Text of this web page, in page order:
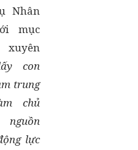
Nhân
mục
con
trung
chủ
lực